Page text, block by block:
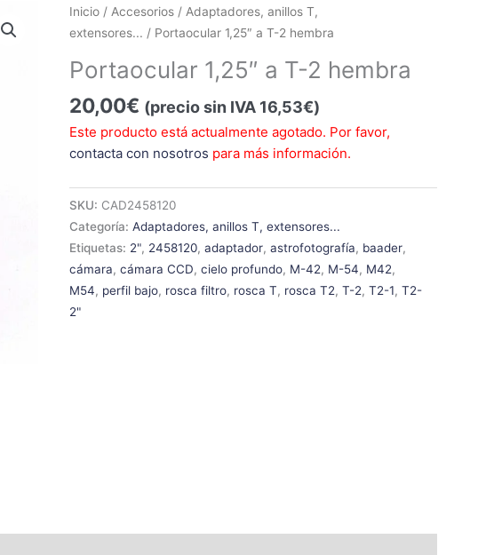
Inicio / Accesorios / Adaptadores, anillos T,
extensores... / Portaocular 1,25″ a T-2 hembra
Portaocular 1,25″ a T-2 hembra
20,00€ (precio sin IVA 16,53€)
Este producto está actualmente agotado. Por favor,
contacta con nosotros para más información.
SKU: CAD2458120
Categoría:Adaptadores, anillos T, extensores...
Etiquetas: 2", 2458120,adaptador,astrofotografía, baader,
cámara,cámara CCD,cielo profundo, M-42, M-54, M42,
M54, perfil bajo, rosca filtro, rosca T, rosca T2,T-2,T2-1,T2-
2"